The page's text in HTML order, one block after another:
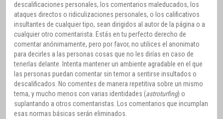
descalificaciones personales, los comentarios maleducados, los
ataques directos o ridiculizaciones personales, o los calificativos
insultantes de cualquier tipo, sean dirigidos al autor de la página o a
cualquier otro comentarista. Estás en tu perfecto derecho de
comentar anónimamente, pero por favor, no utilices el anonimato
para decirles a las personas cosas que no les dirías en caso de
tenerlas delante. Intenta mantener un ambiente agradable en el que
las personas puedan comentar sin temor a sentirse insultados o
descalificados. No comentes de manera repetitiva sobre un mismo
tema, y mucho menos con varias identidades (astroturfing) o
suplantando a otros comentaristas. Los comentarios que incumplan
esas normas básicas serán eliminados.